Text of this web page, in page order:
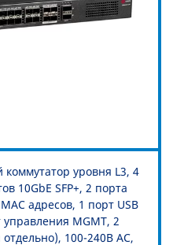
уровня L3, 4
10GbE SFP+, 2 порта
адресов, 1 порт USB
MGMT, 2
100-240В AC,